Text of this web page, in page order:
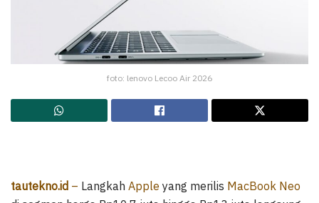
foto: lenovo Lecoo Air 2026
tautekno.id – Langkah Apple yang merilis MacBook Neo